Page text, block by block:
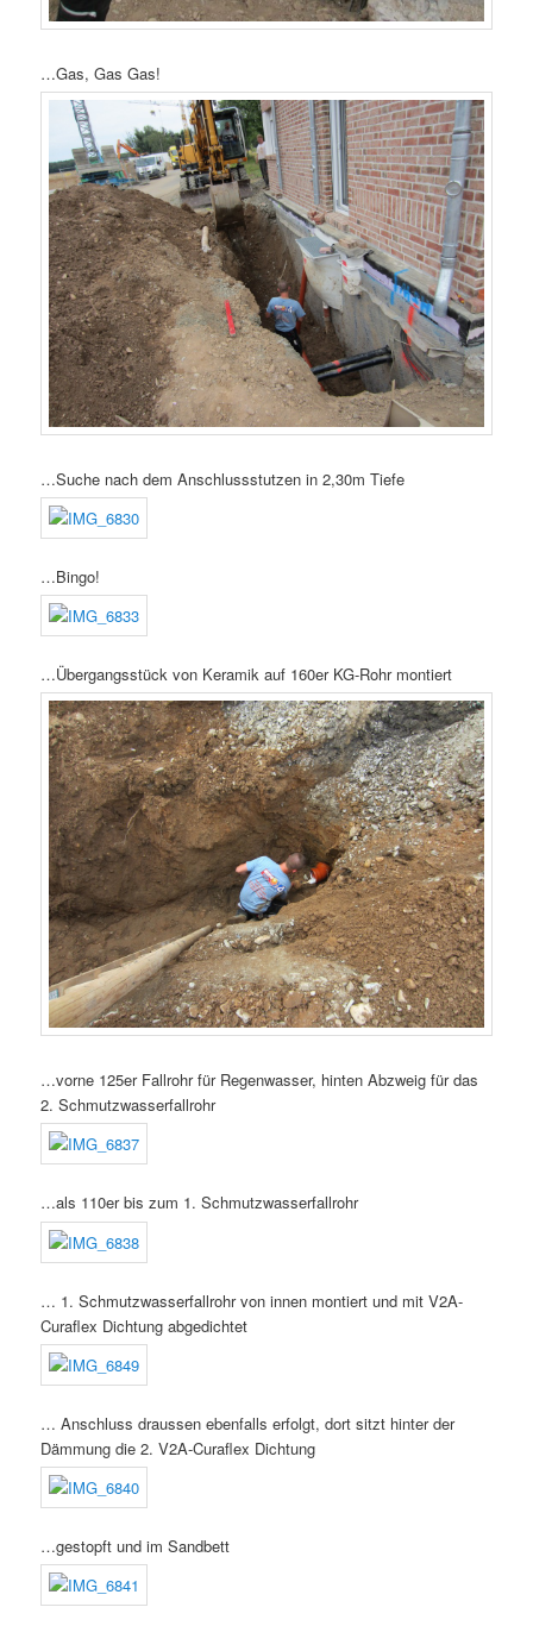
…Gas, Gas Gas!
…Suche nach dem Anschlussstutzen in 2,30m Tiefe
…Bingo!
…Übergangsstück von Keramik auf 160er KG-Rohr montiert
…vorne 125er Fallrohr für Regenwasser, hinten Abzweig für das
2. Schmutzwasserfallrohr
…als 110er bis zum 1. Schmutzwasserfallrohr
… 1. Schmutzwasserfallrohr von innen montiert und mit V2A-
Curaflex Dichtung abgedichtet
… Anschluss draussen ebenfalls erfolgt, dort sitzt hinter der
Dämmung die 2. V2A-Curaflex Dichtung
…gestopft und im Sandbett